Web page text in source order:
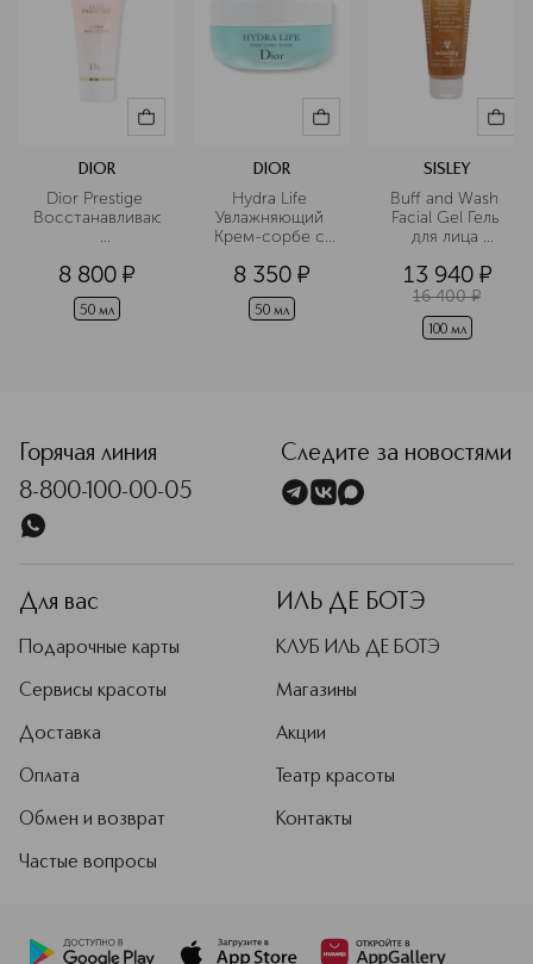
для повседневного применения и
усилить его акцентными продуктами
— всё для того, чтобы уход
оставался эффективным круглый год.
Именно поэтому La Colline
выбирают те, кто ценит результат и
продуманность каждого шага.
Подробнее
DIOR
Dior Prestige
Восстанавливающий
крем для рук
8 800 ¤
50 мл
DIOR
Hydra Life
Увлажняющий
Крем-сорбе с
текстурой
8 350 ¤
50 мл
SISLEY
Buff and Wash
Facial Gel Гель
для лица
гуммирующий
13 940 ¤
16 400 ¤
100 мл
Горячая линия
8-800-100-00-05
Следите за новостями
Для вас
Подарочные карты
Сервисы красоты
Доставка
Оплата
Обмен и возврат
Частые вопросы
ИЛЬ ДЕ БОТЭ
КЛУБ ИЛЬ ДЕ БОТЭ
Магазины
Акции
Театр красоты
Контакты